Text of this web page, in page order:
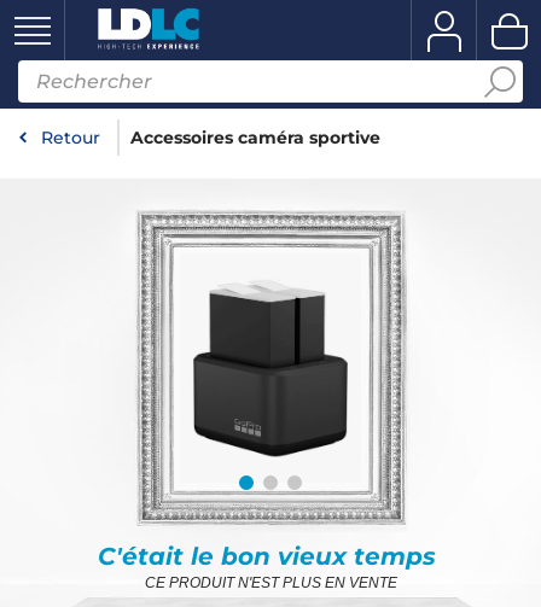
Retour Accessoires caméra sportive
C'était le bon vieux temps
CE PRODUIT N'EST PLUS EN VENTE